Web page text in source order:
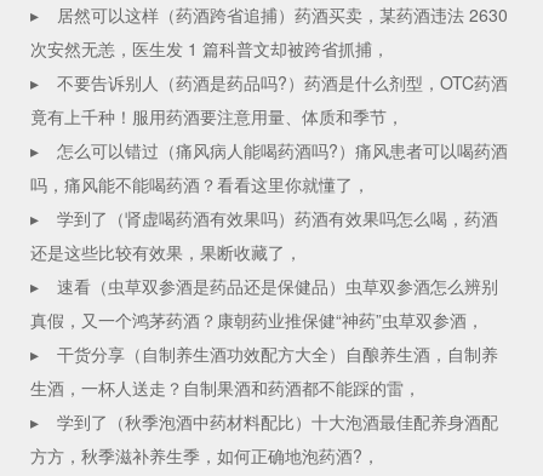
▸
居然可以这样（药酒跨省追捕）药酒买卖，某药酒违法 2630
次安然无恙，医生发 1 篇科普文却被跨省抓捕，
▸
不要告诉别人（药酒是药品吗?）药酒是什么剂型，OTC药酒
竟有上千种！服用药酒要注意用量、体质和季节，
▸
怎么可以错过（痛风病人能喝药酒吗?）痛风患者可以喝药酒
吗，痛风能不能喝药酒？看看这里你就懂了，
▸
学到了（肾虚喝药酒有效果吗）药酒有效果吗怎么喝，药酒
还是这些比较有效果，果断收藏了，
▸
速看（虫草双参酒是药品还是保健品）虫草双参酒怎么辨别
真假，又一个鸿茅药酒？康朝药业推保健“神药”虫草双参酒，
▸
干货分享（自制养生酒功效配方大全）自酿养生酒，自制养
生酒，一杯人送走？自制果酒和药酒都不能踩的雷，
▸
学到了（秋季泡酒中药材料配比）十大泡酒最佳配养身酒配
方方，秋季滋补养生季，如何正确地泡药酒?，